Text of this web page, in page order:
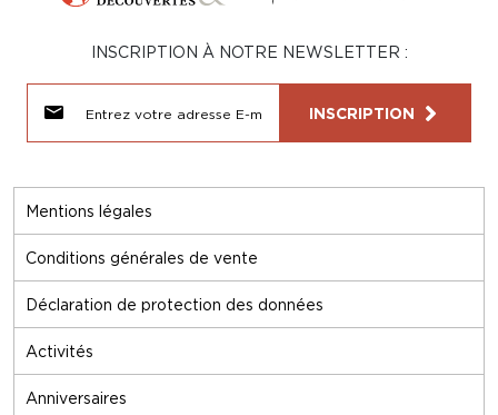
Mentions légales
Conditions générales de vente
Déclaration de protection des données
Activités
Anniversaires
INSCRIPTION À NOTRE NEWSLETTER :
INSCRIPTION